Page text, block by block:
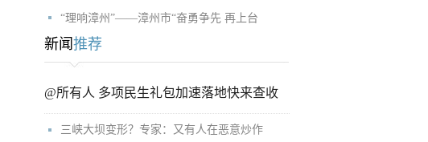
“理响漳州”——漳州市“奋勇争先 再上台
新闻 推荐
@所有人 多项民生礼包加速落地快来查收
三峡大坝变形？专家：又有人在恶意炒作